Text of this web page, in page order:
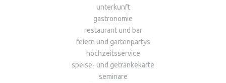
unterkunft
gastronomie
restaurant und bar
feiern und gartenpartys
hochzeitsservice
speise- und getränkekarte
seminare